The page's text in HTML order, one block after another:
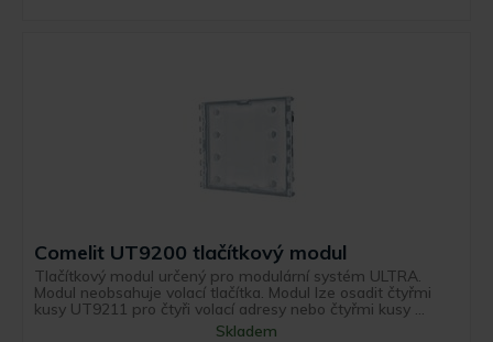
Comelit UT9200 tlačítkový modul
Tlačítkový modul určený pro modulární systém ULTRA.
Modul neobsahuje volací tlačítka. Modul lze osadit čtyřmi
kusy UT9211 pro čtyři volací adresy nebo čtyřmi kusy ...
Skladem